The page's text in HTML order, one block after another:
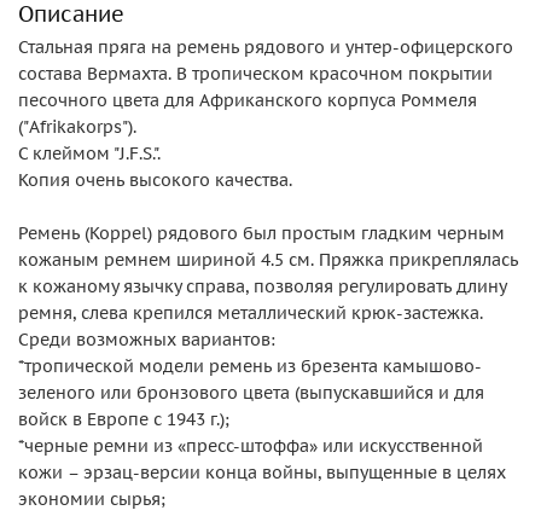
Описание
Стальная пряга на ремень рядового и унтер-офицерского
состава Вермахта. В тропическом красочном покрытии
песочного цвета для Африканского корпуса Роммеля
("Afrikakorps").
С клеймом "J.F.S.".
Копия очень высокого качества.
Ремень (Koppel) рядового был простым гладким черным
кожаным ремнем шириной 4.5 см. Пряжка прикреплялась
к кожаному язычку справа, позволяя регулировать длину
ремня, слева крепился металлический крюк-застежка.
Среди возможных вариантов:
*тропической модели ремень из брезента камышово-
зеленого или бронзового цвета (выпускавшийся и для
войск в Европе с 1943 г.);
*черные ремни из «пресс-штоффа» или искусственной
кожи – эрзац-версии конца войны, выпущенные в целях
экономии сырья;